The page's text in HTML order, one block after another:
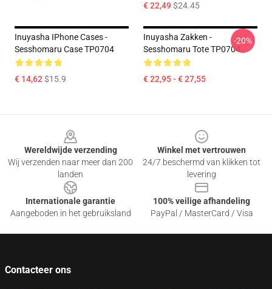
€ 22,49$24.45
Inuyasha IPhone Cases -
Sesshomaru Case TP0704
€ 14,62$15.9
Inuyasha Zakken -
Sesshomaru Tote TP0704
€ 22,95 - € 27,55
-20%
Wereldwijde verzending
Wij verzenden naar meer dan 200
landen
Winkel met vertrouwen
24/7 beschermd van klikken tot
levering
Internationale garantie
Aangeboden in het gebruiksland
100% veilige afhandeling
PayPal / MasterCard / Visa
Contacteer ons